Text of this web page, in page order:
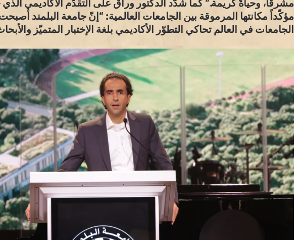
مشرقاً، وحياةً كريمة.” كما شدّد الدكتور وراق على التقدّم الأكاديمي الذي
مؤكّداً مكانتها المرموقة بين الجامعات العالمية: “إنّ جامعة البلمند
الجامعات في العالم تحاكي التطوّر الأكاديمي بلغة الإختبار المتميّز